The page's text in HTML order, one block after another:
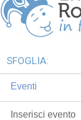
SFOGLIA:
Eventi
Inserisci evento